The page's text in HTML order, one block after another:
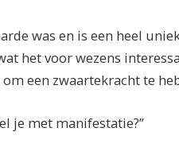
was en is een heel
het voor wezens
een zwaartekracht te
je met manifestatie?”